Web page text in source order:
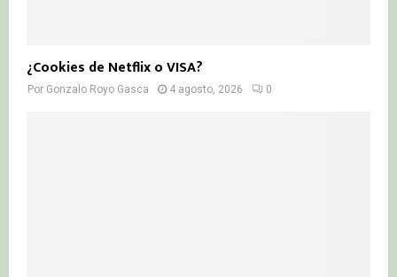
¿Cookies de Netflix o VISA?
Por Gonzalo Royo Gasca 4 agosto, 2026 0